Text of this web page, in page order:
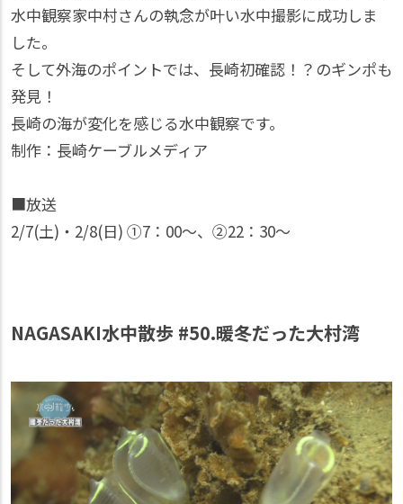
水中観察家中村さんの執念が叶い水中撮影に成功しま
した。
そして外海のポイントでは、長崎初確認！？のギンポも
発見！
長崎の海が変化を感じる水中観察です。
制作：長崎ケーブルメディア
■放送
2/7(土)・2/8(日) ①7：00〜、②22：30〜
NAGASAKI水中散歩 #50.暖冬だった大村湾